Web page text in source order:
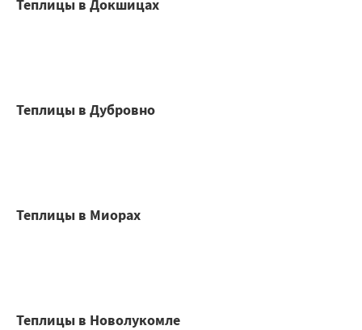
Теплицы в Докшицах
Теплицы в Дубровно
Теплицы в Миорах
Теплицы в Новолукомле